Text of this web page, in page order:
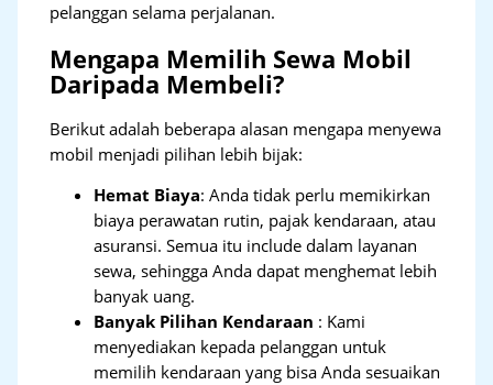
pelanggan selama perjalanan.
Mengapa Memilih Sewa Mobil
Daripada Membeli?
Berikut adalah beberapa alasan mengapa menyewa
mobil menjadi pilihan lebih bijak:
Hemat Biaya: Anda tidak perlu memikirkan
biaya perawatan rutin, pajak kendaraan, atau
asuransi. Semua itu include dalam layanan
sewa, sehingga Anda dapat menghemat lebih
banyak uang.
Banyak Pilihan Kendaraan : Kami
menyediakan kepada pelanggan untuk
memilih kendaraan yang bisa Anda sesuaikan